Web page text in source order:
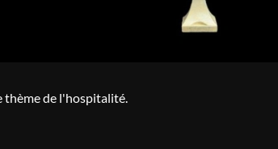
thème de l'hospitalité.